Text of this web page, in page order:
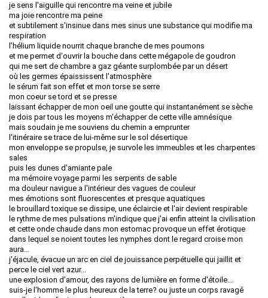
je sens l'aiguille qui rencontre ma veine et jubile
ma joie rencontre ma peine
et subtilement s'insinue dans mes sinus une substance qui modifie ma
respiration
l'hélium liquide nourrit chaque branche de mes poumons
et me permet d'ouvrir la bouche dans cette mégapole de goudron
qui me sert de chambre a gaz géante surplombée par un désert
où les germes épaississent l'atmosphère
le sérum fait son effet et mon torse se serre
mon coeur se tord et se presse
laissant échapper de mon oeil une goutte qui instantanément se sèche
je dois par tous les moyens m'échapper de cette ville amnésique
mais soudain je me souviens du chemin a emprunter
l'itinéraire se trace de lui-même sur le sol désertique
mon enveloppe se propulse, je survole les immeubles et les charpentes
sales
puis les dunes d'amiante pale
ma mémoire voyage parmi les serpents de sable
ma douleur navigue a l'intérieur des vagues de couleur
mes émotions sont fluorescentes et presque aquatiques
le brouillard toxique se dissipe, une éclaircie et l'air devient respirable
le rythme de mes pulsations m'indique que j'ai enfin atteint la civilisation
et cette onde chaude dans mon estomac provoque un effet érotique
dans lequel se noient toutes les nymphes dont le regard croise mon
aura...
j'éjacule, évacue un arc en ciel de jouissance perpétuelle qui jaillit et
perce le ciel vert azur...
une explosion d'amour, des rayons de lumière en forme d'étoile...
suis-je l'homme le plus heureux de la terre? ou juste un corps ravagé